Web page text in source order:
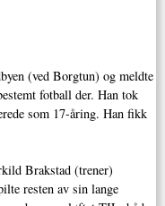
(ved Borgtun) og meldte
fotball der. Han tok
som 17-åring. Han fikk
Brakstad (trener)
resten av sin lange